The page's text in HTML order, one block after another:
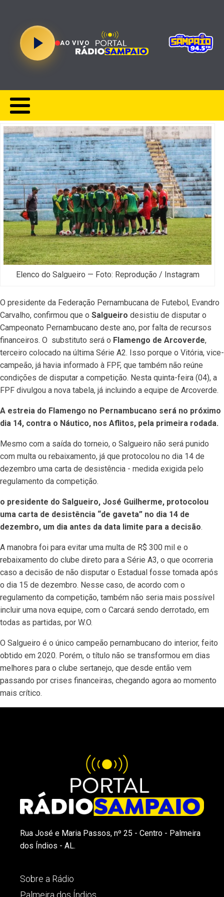
AO VIVO
Elenco do Salgueiro — Foto: Reprodução / Instagram
O presidente da Federação Pernambucana de Futebol, Evandro
Carvalho, confirmou que o Salgueiro desistiu de disputar o
Campeonato Pernambucano deste ano, por falta de recursos
financeiros. O substituto será o Flamengo de Arcoverde,
terceiro colocado na última Série A2. Isso porque o Vitória, vice-
campeão, já havia informado à FPF, que também não reúne
condições de disputar a competição. Nesta quinta-feira (04), a
FPF divulgou a nova tabela, já incluindo a equipe de Arcoverde.
A estreia do Flamengo no Pernambucano será no próximo
dia 14, contra o Náutico, nos Aflitos, pela primeira rodada.
Mesmo com a saída do torneio, o Salgueiro não será punido
com multa ou rebaixamento, já que protocolou no dia 14 de
dezembro uma carta de desistência - medida exigida pelo
regulamento da competição.
o presidente do Salgueiro, José Guilherme, protocolou
uma carta de desistência “de gaveta” no dia 14 de
dezembro, um dia antes da data limite para a decisão.
A manobra foi para evitar uma multa de R$ 300 mil e o
rebaixamento do clube direto para a Série A3, o que ocorreria
caso a decisão de não disputar o Estadual fosse tomada após
o dia 15 de dezembro. Nesse caso, de acordo com o
regulamento da competição, também não seria mais possível
incluir uma nova equipe, com o Carcará sendo derrotado, em
todas as partidas, por W.O.
O Salgueiro é o único campeão pernambucano do interior, feito
obtido em 2020. Porém, o título não se transformou em dias
melhores para o clube sertanejo, que desde então vem
passando por crises financeiras, chegando agora ao momento
mais crítico.
Rua José e Maria Passos, nº 25 - Centro - Palmeira
dos Índios - AL.
Sobre a Rádio
Palmeira dos Índios